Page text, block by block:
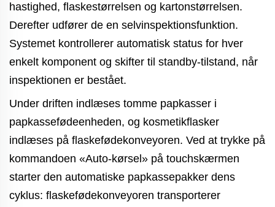
hastighed, flaskestørrelsen og kartonstørrelsen.
Derefter udfører de en selvinspektionsfunktion.
Systemet kontrollerer automatisk status for hver
enkelt komponent og skifter til standby-tilstand, når
inspektionen er bestået.
Under driften indlæses tomme papkasser i
papkassefødeenheden, og kosmetikflasker
indlæses på flaskefødekonveyoren. Ved at trykke på
kommandoen «Auto-kørsel» på touchskærmen
starter den automatiske papkassepakker dens
cyklus: flaskefødekonveyoren transporterer